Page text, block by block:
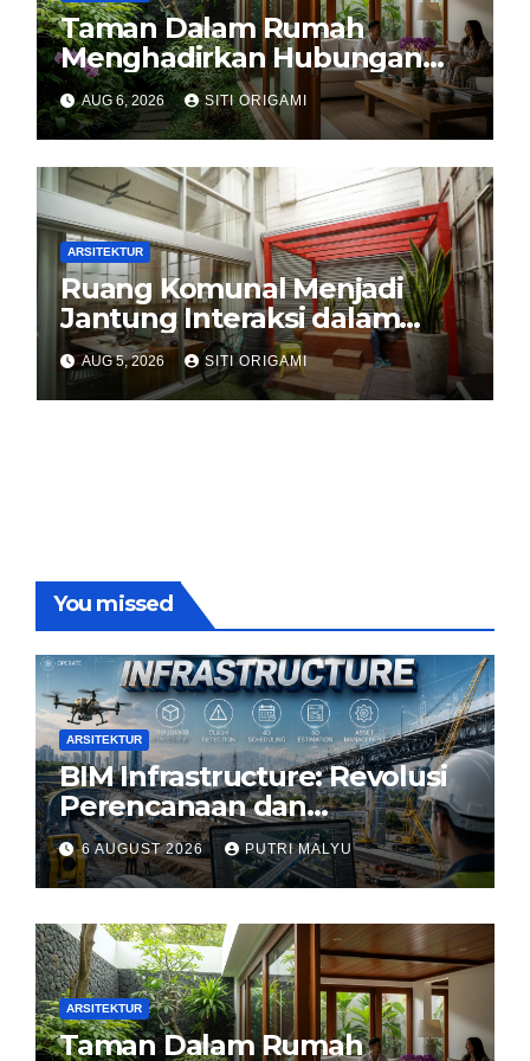
Taman Dalam Rumah
Menghadirkan Hubungan
Harmonis antara Arsitektur
dan Alam
AUG 6, 2026 SITI ORIGAMI
ARSITEKTUR
Ruang Komunal Menjadi
Jantung Interaksi dalam
Perancangan Arsitektur
Modern
AUG 5, 2026 SITI ORIGAMI
You missed
ARSITEKTUR
BIM Infrastructure: Revolusi
Perencanaan dan
Pengelolaan Infrastruktur
6 AUGUST 2026 PUTRI MALYU
ARSITEKTUR
Taman Dalam Rumah